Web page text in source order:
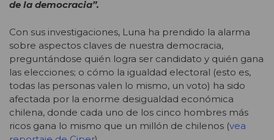
de la democracia”.
Con sus investigaciones, Luna ha prendido la alarma
sobre aspectos claves de nuestra democracia,
preguntándose quién logra ser candidato y quién gana
las elecciones; o cómo la igualdad electoral (esto es,
todas las personas valen lo mismo, un voto) ha sido
afectada por la enorme desigualdad económica
chilena, donde cada uno de los cinco hombres más
ricos gana lo mismo que un millón de chilenos (vea